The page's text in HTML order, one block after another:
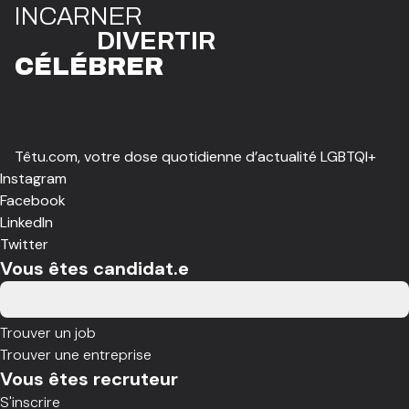
INCARNER
DIVERTIR
CÉLÉBRER
Têtu.com, votre dose quotidienne d’actualité LGBTQI+
Instagram
Facebook
LinkedIn
Twitter
Vous êtes candidat.e
Trouver un job
Trouver une entreprise
Vous êtes recruteur
S'inscrire